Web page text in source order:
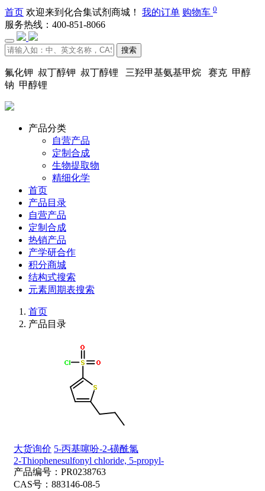
首页 欢迎来到化合集试剂商城！ 我的订单 购物车 0
服务热线：400-851-8066
搜索
氟化钾 叔丁醇钾 叔丁醇锂 三羟甲基氨基甲烷 赛克 甲醇
钠 甲醇锂
产品分类
自营产品
定制合成
生物提取物
精细化学
首页
产品目录
自营产品
定制合成
热销产品
产学研合作
积分商城
结构式搜索
元素周期表搜索
首页
产品目录
大货询价 5-丙基噻吩-2-磺酰氯
2-Thiophenesulfonyl chloride, 5-propyl-
产品编号： PR0238763
CAS号： 883146-08-5